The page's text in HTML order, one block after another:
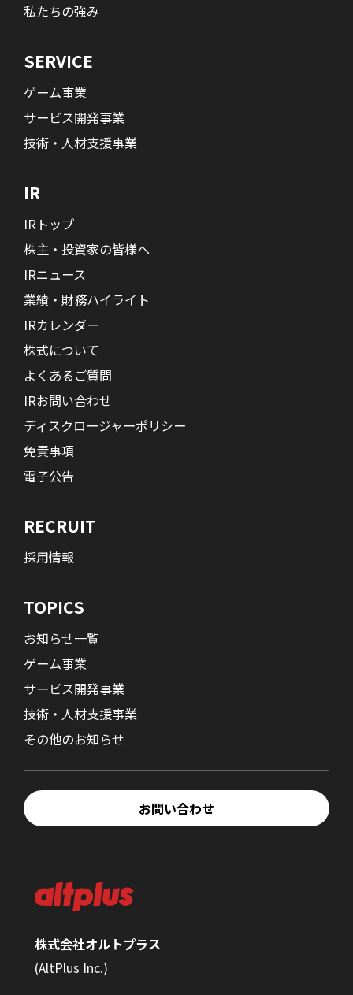
株式会社オルトプラス
(AltPlus Inc.)
私たちの強み
SERVICE
ゲーム事業
サービス開発事業
技術・人材支援事業
IR
IRトップ
株主・投資家の皆様へ
IRニュース
業績・財務ハイライト
IRカレンダー
株式について
よくあるご質問
IRお問い合わせ
ディスクロージャーポリシー
免責事項
電子公告
RECRUIT
採用情報
TOPICS
お知らせ一覧
ゲーム事業
サービス開発事業
技術・人材支援事業
その他のお知らせ
お問い合わせ